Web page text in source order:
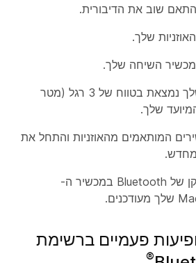
שלך.
השיחה שלך.
ודא שהדיבורית שלך נמצאת בטווח של 3 רגל (מטר
שלך.
המותאמים מהאוזניות והתחל את
ודא שמנהלי ההתקן של Bluetooth במכשיר ה-
פעמיים ברשימת
®